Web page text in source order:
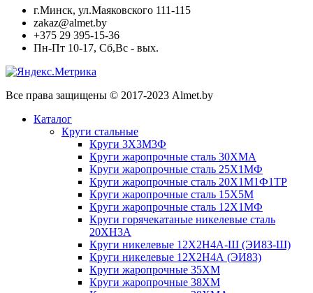
г.Минск, ул.Маяковского 111-115
zakaz@almet.by
+375 29 395-15-36
Пн-Пт 10-17, Сб,Вс - вых.
Все права защищены © 2017-2023 Almet.by
Каталог
Круги стальные
Круги 3Х3М3Ф
Круги жаропрочные сталь 30ХМА
Круги жаропрочные сталь 25Х1МФ
Круги жаропрочные сталь 20Х1М1Ф1ТР
Круги жаропрочные сталь 15Х5М
Круги жаропрочные сталь 12Х1МФ
Круги горячекатаные никелевые сталь
20ХН3А
Круги никелевые 12Х2Н4А-Ш (ЭИ83-Ш)
Круги никелевые 12Х2Н4А (ЭИ83)
Круги жаропрочные 35ХМ
Круги жаропрочные 38ХМ